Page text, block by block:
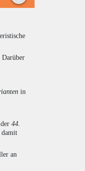
Darüber
in
44.
damit
an